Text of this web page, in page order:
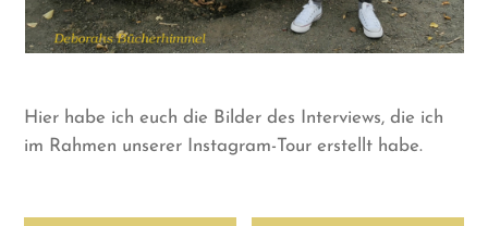
Hier habe ich euch die Bilder des Interviews, die ich
im Rahmen unserer Instagram-Tour erstellt habe.